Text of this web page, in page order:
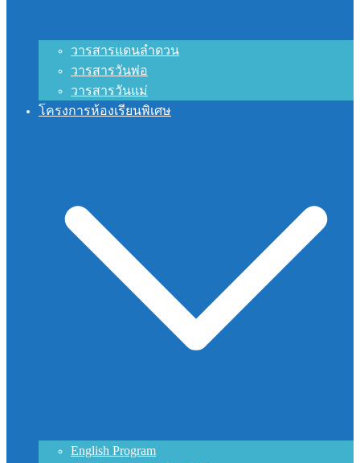
วารสารแดนลำดวน
วารสารวันพ่อ
วารสารวันแม่
โครงการห้องเรียนพิเศษ
English Program